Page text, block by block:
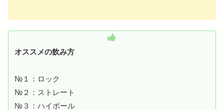
オススメの飲み方
№１：ロック
№２：ストレート
№３：ハイボール